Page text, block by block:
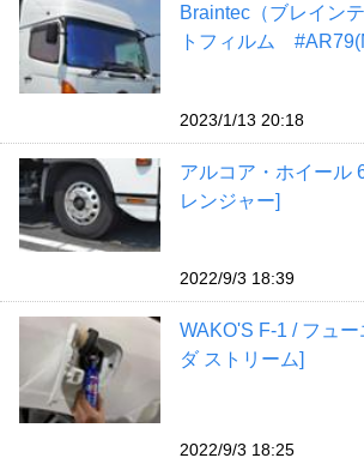
Braintec（ブレイン
トフィルム
2023/1/13 20:18
アルコア・ホイール
レンジャー]
2022/9/3 18:39
WAKO'S F-1 / フュ
ダ ストリーム]
2022/9/3 18:25